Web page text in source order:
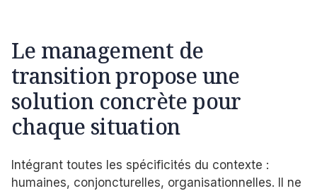
Le management de
transition propose une
solution concrète pour
chaque situation
Intégrant toutes les spécificités du contexte :
humaines, conjoncturelles, organisationnelles. Il ne